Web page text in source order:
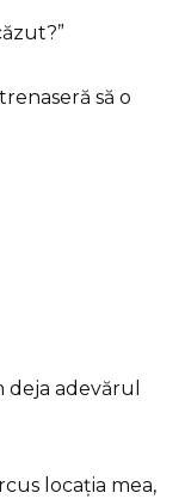
să o
deja adevărul
locația mea,